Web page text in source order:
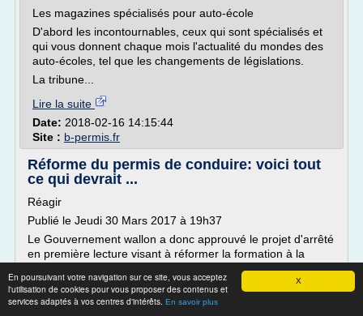
X
En poursuivant votre navigation sur ce site, vous acceptez
l'utilisation de cookies pour vous proposer des contenus et
services adaptés à vos centres d'intérêts. En savoir plus
Les magazines spécialisés pour auto-école
D'abord les incontournables, ceux qui sont spécialisés et
qui vous donnent chaque mois l'actualité du mondes des
auto-écoles, tel que les changements de législations.
La tribune...
Lire la suite
Date: 2018-02-16 14:15:44
Site : b-permis.fr
Réforme du permis de conduire: voici tout
ce qui devrait ...
Réagir
Publié le Jeudi 30 Mars 2017 à 19h37
Le Gouvernement wallon a donc approuvé le projet d'arrêté
en première lecture visant à réformer la formation à la
conduite (permis B) en Wallonie. A partir du constat que les
jeunes conducteurs ont un risque d'accident deux à trois
plus élevé que la moyenne générale, voici les changements